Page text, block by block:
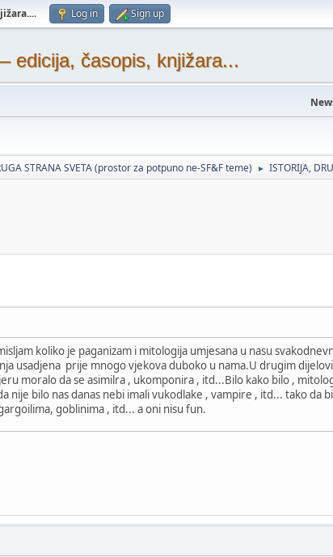
. Log in Sign up
časopis, knjižara...
STRANA SVETA (prostor za potpuno ne-SF&F teme) ► ISTORIJA,
koliko je paganizam i mitologija umjesana u nasu
usadjena prije mnogo vjekova duboko u nama.U drugim
moralo da se asimilra , ukomponira , itd...Bilo kako bilo ,
nije bilo nas danas nebi imali vukodlake , vampire , itd... tako da
goblinima , itd... a oni nisu fun.